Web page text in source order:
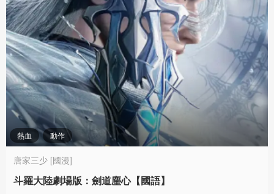
熱血 動作
唐家三少 [國漫]
斗羅大陸劇場版：劍道塵心【國語】